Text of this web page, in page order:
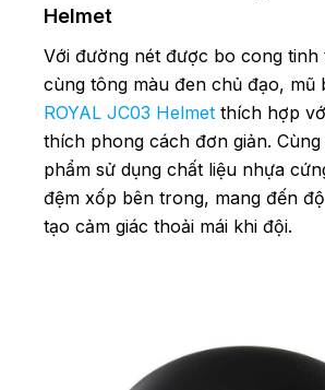
Helmet
Với đường nét được bo cong tinh
cùng tông màu đen chủ đạo, mũ
ROYAL JC03 Helmet thích hợp
thích phong cách đơn giản.
phẩm sử dụng chất liệu nhựa
đệm xốp bên trong, mang đến
tạo cảm giác thoải mái khi đội.